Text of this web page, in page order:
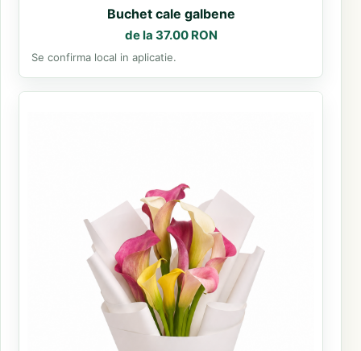
Buchet cale galbene
de la 37.00 RON
Se confirma local in aplicatie.